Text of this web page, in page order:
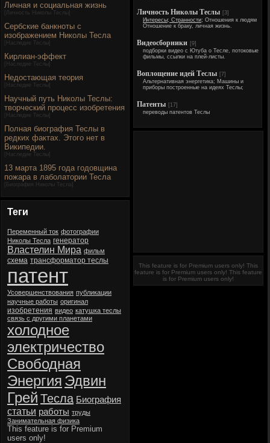
Личная и социальная жизнь
Личность Николы Теслы
Сербские банкноты с
изображением Николы Тесла
Наследие Теслы
Кирлиан-эффект
Наследие Теслы
Недостающая теория
Наследие Теслы
Научный путь Николы Теслы:
творческий процесс изобретения
Наследие Теслы
Полная биография Теслы в
редких фактах. Этого нет в
Википедии.
Наследие Теслы
13 марта 1895 года годовщина
пожара в лаболатории Тесла
Биография Николы Тесла
Теги
Переменный ток фотографии
Николы Тесла генератор
Властелин Мира фильм
схема трансформатор теслы
патент
Усовершенствования публикации
научные работы оригинал
изобретения видео катушка теслы
связь с другими планетами
холодное
электричество
Свободная
Энергия Эдвин
Грей Тесла Биография
статьи работы труды
Занимательная физика
This feature is for Premium
users only!
Личность Николы Теслы [3]
Интересы; Странности; Отношения к людям
Отношение к браку, личная жизнь.
Видеосборники [9]
подборки видео с Ютуба о Тесле, потоковые
фильмы, ссылки на плей-листы.
Воплощение идей Теслы [7]
Альтернативная энергетика; Машины и
приборы построенные на идеях Теслы;
Патенты [17]
переводы патентов Теслы
This feature is for Premium users only! This
feature is for Premium users only! This feature
is for Premium users only!